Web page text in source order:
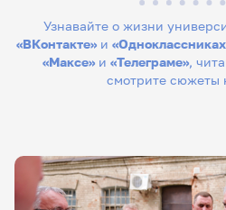
Узнавайте о жизни
«ВКонтакте»и
«Максе» и «Телеграме»,
смотрите сюжеты